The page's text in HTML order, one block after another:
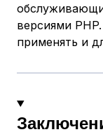
версиями
применять и